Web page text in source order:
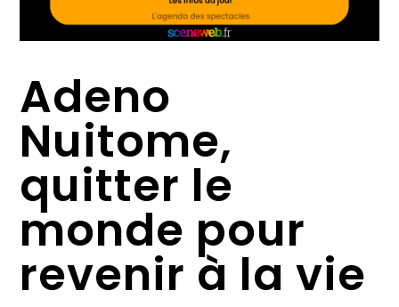
Adeno
Nuitome,
quitter le
monde pour
revenir à la vie